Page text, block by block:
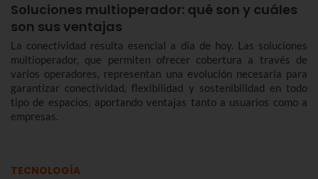
Soluciones multioperador: qué son y cuáles
son sus ventajas
La conectividad resulta esencial a día de hoy. Las soluciones
multioperador, que permiten ofrecer cobertura a través de
varios operadores, representan una evolución necesaria para
garantizar conectividad, flexibilidad y sostenibilidad en todo
tipo de espacios, aportando ventajas tanto a usuarios como a
empresas.
TECNOLOGÍA